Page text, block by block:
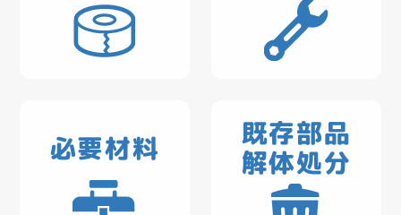
必要材料
既存部品
解体処分